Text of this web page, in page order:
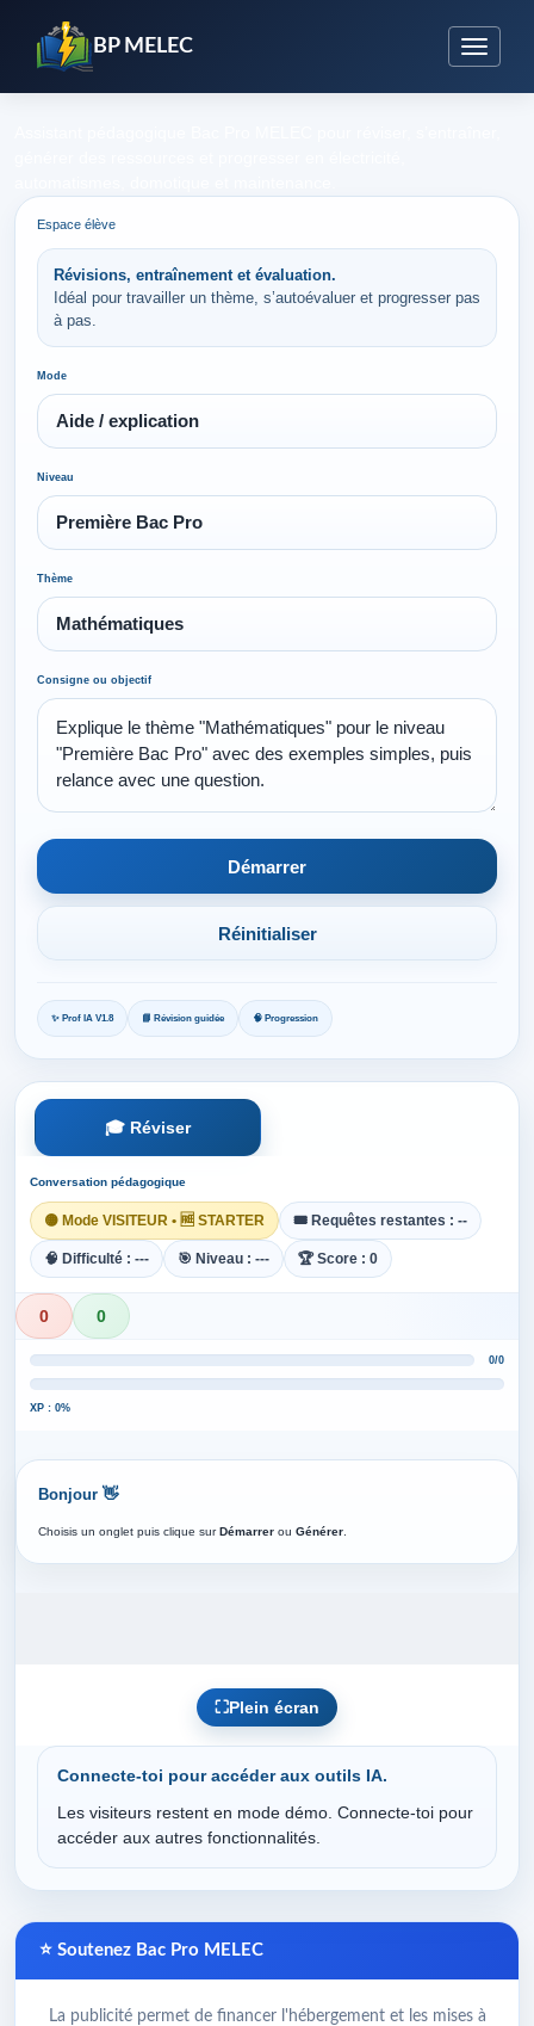
BP MELEC
Espace élève
Révisions, entraînement et évaluation.
Idéal pour travailler un thème, s’autoévaluer et progresser pas
à pas.
Mode
Niveau
Thème
Consigne ou objectif
Démarrer
Réinitialiser
✨ Prof IA V1.8 📘 Révision guidée 🧠 Progression
🎓 Réviser
Conversation pédagogique
🟡 Mode VISITEUR • 🆓 STARTER 🎟️ Requêtes restantes : --
🧠 Difficulté : --- 🎯 Niveau : --- 🏆 Score : 0
0 0
0/0
XP : 0%
Bonjour 👋
Choisis un onglet puis clique surDémarrer ou Générer
⛶Plein écran
Connecte-toi pour accéder aux outils IA.
Les visiteurs restent en mode démo. Connecte-toi pour
accéder aux autres fonctionnalités.
⭐ Soutenez Bac Pro MELEC
La publicité permet de financer l'hébergement et les mises à